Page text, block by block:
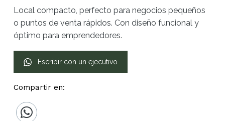
Local compacto, perfecto para negocios pequeños
o puntos de venta rápidos. Con diseño funcional y
óptimo para emprendedores.
Escribir con un ejecutivo
Compartir en: